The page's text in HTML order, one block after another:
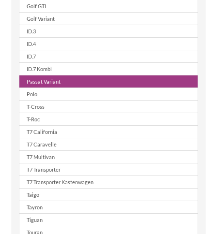
Golf GTI
Golf Variant
ID.3
ID.4
ID.7
ID.7 Kombi
Passat Variant
Polo
T-Cross
T-Roc
T7 California
T7 Caravelle
T7 Multivan
T7 Transporter
T7 Transporter Kastenwagen
Taigo
Tayron
Tiguan
Touran